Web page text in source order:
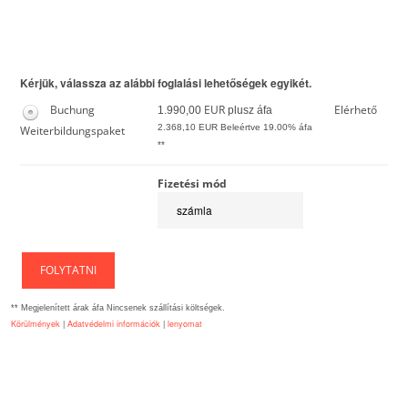
Kérjük, válassza az alábbi foglalási lehetőségek egyikét.
Buchung
Weiterbildungspaket
1.990,00 EUR plusz áfa
2.368,10 EUR Beleértve 19.00% áfa
**
Elérhető
Fizetési mód
FOLYTATNI
** Megjelenített árak áfa Nincsenek szállítási költségek.
Körülmények | Adatvédelmi információk | lenyomat